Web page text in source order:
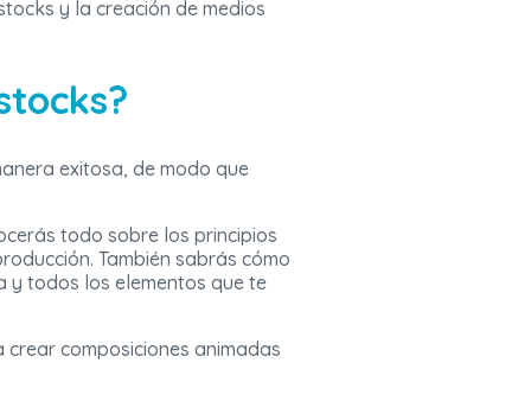
y la creación de medios
exitosa, de modo que
todo sobre los principios
También sabrás cómo
y todos los elementos que te
composiciones animadas